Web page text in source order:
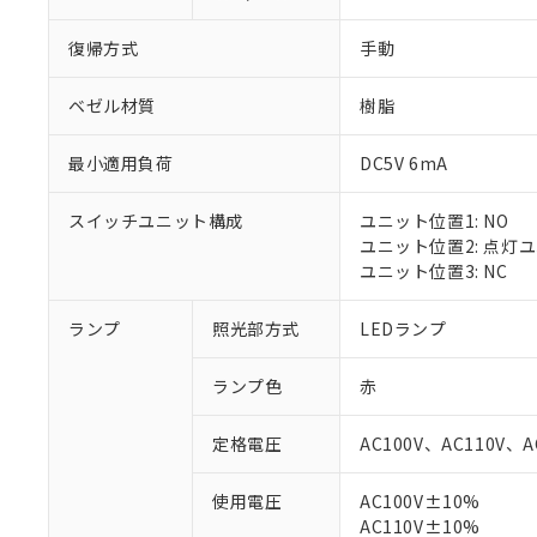
復帰方式 手動
ベゼル材質 樹脂
最小適用負荷 DC5V 6mA
スイッチユニット構成
ユニット位置1: NO
ユニット位置2: 点灯
ユニット位置3: NC
ランプ 照光部方式 LEDランプ
ランプ色 赤
定格電圧 AC100V、AC110V、
使用電圧
AC100V±10%
AC110V±10%
※1 対応状況